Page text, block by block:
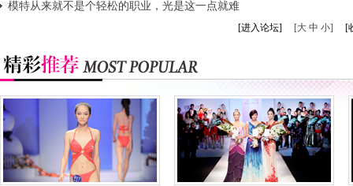
又赢了!
模特从来就不是个轻松的职业，光是这一点就难
[进入论坛] [大 中 小] [